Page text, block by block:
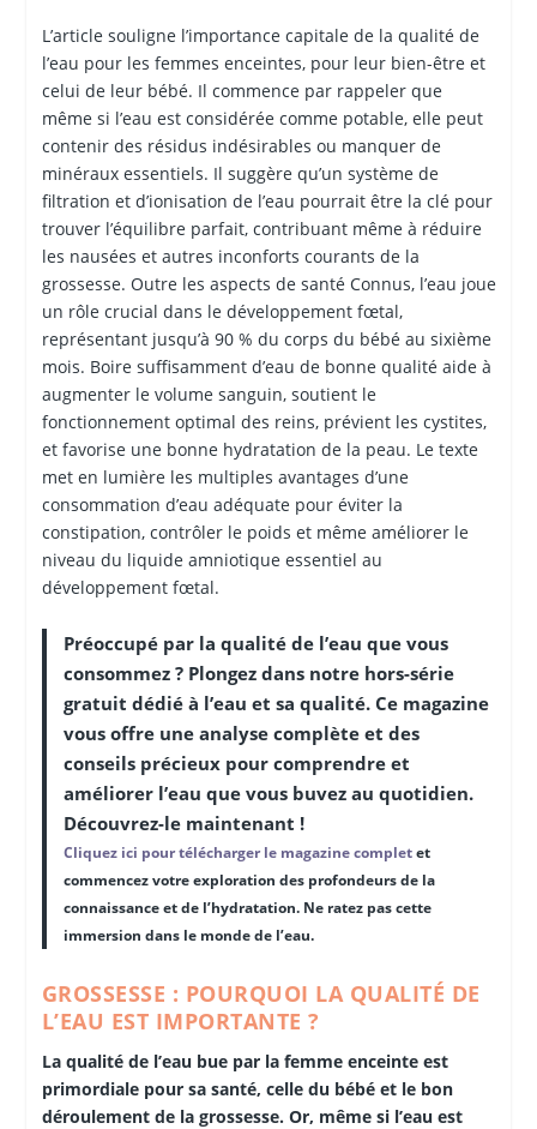
L’article souligne l’importance capitale de la qualité de
l’eau pour les femmes enceintes, pour leur bien-être et
celui de leur bébé. Il commence par rappeler que
même si l’eau est considérée comme potable, elle peut
contenir des résidus indésirables ou manquer de
minéraux essentiels. Il suggère qu’un système de
filtration et d’ionisation de l’eau pourrait être la clé pour
trouver l’équilibre parfait, contribuant même à réduire
les nausées et autres inconforts courants de la
grossesse. Outre les aspects de santé Connus, l’eau joue
un rôle crucial dans le développement fœtal,
représentant jusqu’à 90 % du corps du bébé au sixième
mois. Boire suffisamment d’eau de bonne qualité aide à
augmenter le volume sanguin, soutient le
fonctionnement optimal des reins, prévient les cystites,
et favorise une bonne hydratation de la peau. Le texte
met en lumière les multiples avantages d’une
consommation d’eau adéquate pour éviter la
constipation, contrôler le poids et même améliorer le
niveau du liquide amniotique essentiel au
développement fœtal.
Préoccupé par la qualité de l’eau que vous
consommez ? Plongez dans notre hors-série
gratuit dédié à l’eau et sa qualité. Ce magazine
vous offre une analyse complète et des
conseils précieux pour comprendre et
améliorer l’eau que vous buvez au quotidien.
Découvrez-le maintenant !
Cliquez ici pour télécharger le magazine completet
commencez votre exploration des profondeurs de la
connaissance et de l’hydratation. Ne ratez pas cette
immersion dans le monde de l’eau.
GROSSESSE : POURQUOI LA QUALITÉ DE
L’EAU EST IMPORTANTE ?
La qualité de l’eau bue par la femme enceinte est
primordiale pour sa santé, celle du bébé et le bon
déroulement de la grossesse. Or, même si l’eau est